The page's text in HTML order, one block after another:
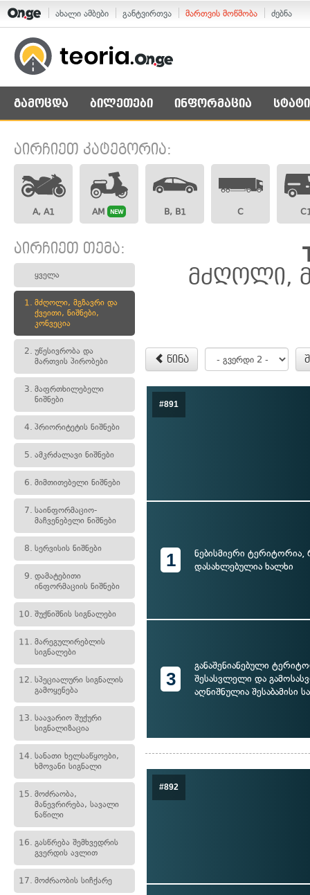
ახალი ამბები განტვირთვა მართვის მოწმობა ძებნა
გამოცდა ბილეთები ინფორმაცია
აირჩიეთ კატეგორია:
A, A1 AM NEW B, B1 C
აირჩიეთ თემა:
ყველა
1. მძღოლი, მგზავრი და
ქვეითი, ნიშნები,
კონვეცია
2. უწესივრობა და
მართვის პირობები
3. მაფრთხილებელი
ნიშნები
4. პრიორიტეტის ნიშნები
5. ამკრძალავი ნიშნები
6. მიმთითებელი ნიშნები
7. საინფორმაციო-
მაჩვენებელი ნიშნები
8. სერვისის ნიშნები
9. დამატებითი
ინფორმაციის ნიშნები
10. შუქნიშნის სიგნალები
11. მარეგულირებლის
სიგნალები
12. სპეციალური სიგნალის
გამოყენება
13. საავარიო შუქური
სიგნალიზაცია
14. სანათი ხელსაწყოები,
ხმოვანი სიგნალი
15. მოძრაობა,
მანევრირება, სავალი
ნაწილი
16. გასწრება შემხვედრის
გვერდის ავლით
17. მოძრაობის სიჩქარე
მძღოლი,
წინა
#891
1
ნებისმიერი
დასახლებულია ხალხი
3
განაშენიანებული
შესასვლელი და
აღნიშნულია შესაბამისი
#892